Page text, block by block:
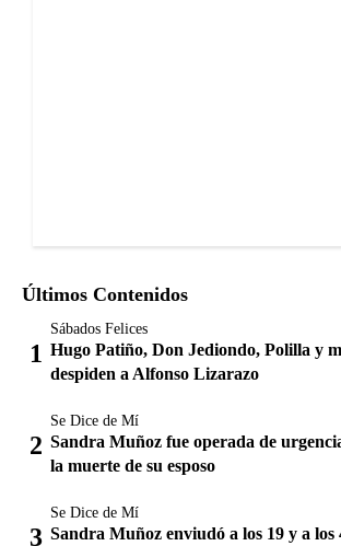
Últimos Contenidos
Sábados Felices
Hugo Patiño, Don Jediondo, Polilla y
despiden a Alfonso Lizarazo
Se Dice de Mí
Sandra Muñoz fue operada de
la muerte de su esposo
Se Dice de Mí
Sandra Muñoz enviudó a los 19 y a los